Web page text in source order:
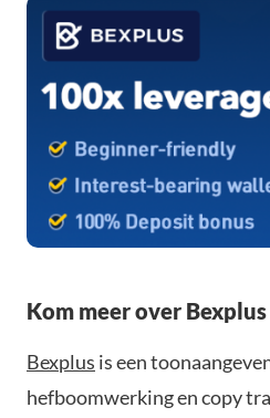
Kom meer over
Bexplus is een
hefboomwerking en copy